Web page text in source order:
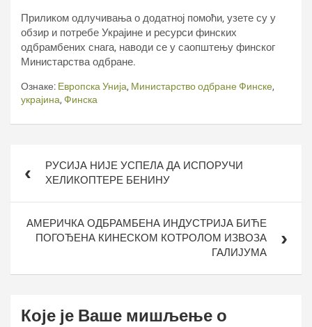
Приликом одлучивања о додатној помоћи, узете су у
обзир и потребе Украјине и ресурси финских
одбрамбених снага, наводи се у саопштењу финског
Министарства одбране.
Ознаке: Европска Унија, Министарство одбране Финске,
украјина, Финска
чланкаРУСИЈА НИЈЕ УСПЕЛА ДА ИСПОРУЧИ
ХЕЛИКОПТЕРЕ БЕНИНУ
АМЕРИЧКА ОДБРАМБЕНА ИНДУСТРИЈА БИЋЕ
ПОГОЂЕНА КИНЕСКОМ КОТРОЛОМ ИЗВОЗА
ГАЛИЈУМА
Које је Ваше мишљење о